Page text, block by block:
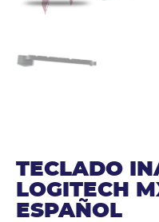
TECLADO
LOGITECH
ESPAÑOL